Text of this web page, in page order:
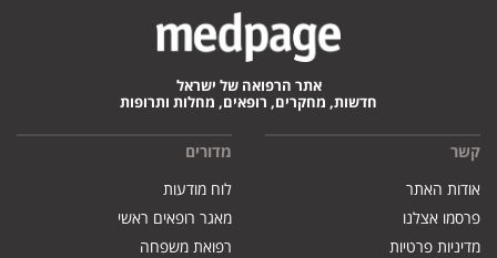
אתר הרפואה של ישראל
חדשות, מחקרים, רופאים, מחלות ותרופות
קשר
אודות האתר
פרסמו אצלנו
מדיניות פרטיות
מדורים
לוח מודעות
מאגר רופאים ראשי
רפואת משפחה